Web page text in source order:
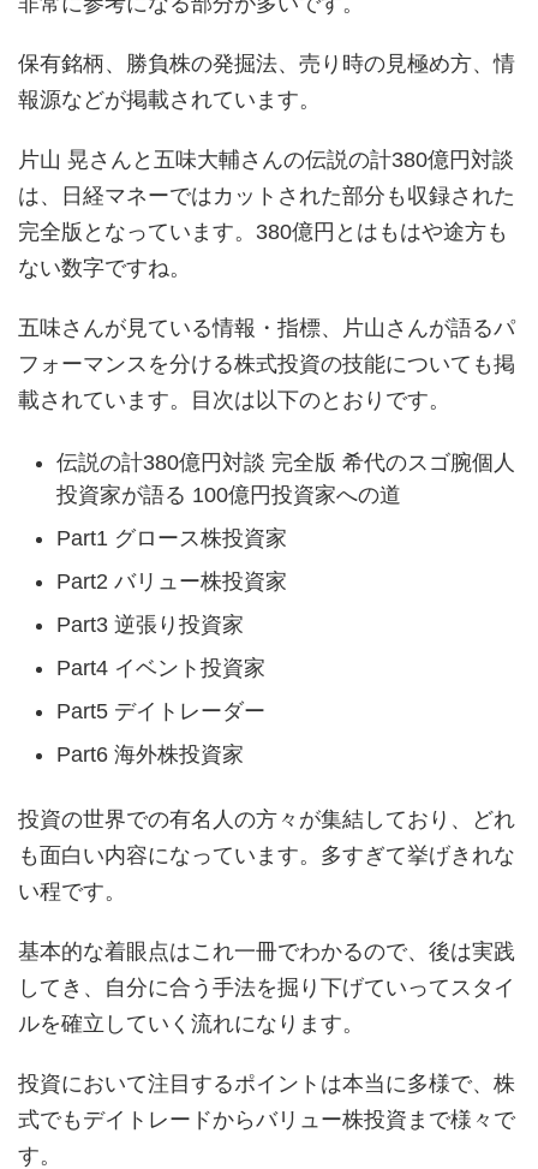
保有銘柄、勝負株の発掘法、売り時の見極め方、情
報源などが掲載されています。
片山 晃さんと五味大輔さんの伝説の計380億円対談
は、日経マネーではカットされた部分も収録された
完全版となっています。380億円とはもはや途方も
ない数字ですね。
五味さんが見ている情報・指標、片山さんが語るパ
フォーマンスを分ける株式投資の技能についても掲
載されています。目次は以下のとおりです。
伝説の計380億円対談 完全版 希代のスゴ腕個人
投資家が語る 100億円投資家への道
Part1 グロース株投資家
Part2 バリュー株投資家
Part3 逆張り投資家
Part4 イベント投資家
Part5 デイトレーダー
Part6 海外株投資家
投資の世界での有名人の方々が集結しており、どれ
も面白い内容になっています。多すぎて挙げきれな
い程です。
基本的な着眼点はこれ一冊でわかるので、後は実践
してき、自分に合う手法を掘り下げていってスタイ
ルを確立していく流れになります。
投資において注目するポイントは本当に多様で、株
式でもデイトレードからバリュー株投資まで様々で
す。